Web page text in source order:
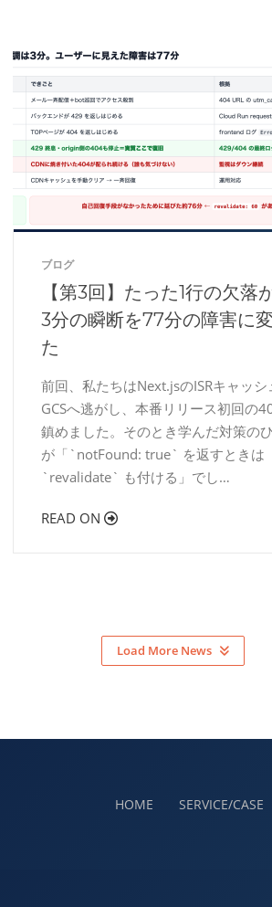
ブログ
【第3回】たった1行の欠落が
3分の瞬断を77分の障害に
た
前回、私たちはNext.jsのISRキャッシ
GCSへ逃がし、本番リリース初回の
鎮めました。そのとき学んだ対策の
が「`notFound: true` を返すときは
`revalidate` も付ける」でし…
READ ON
Load More News
HOME SERVICE/CASE